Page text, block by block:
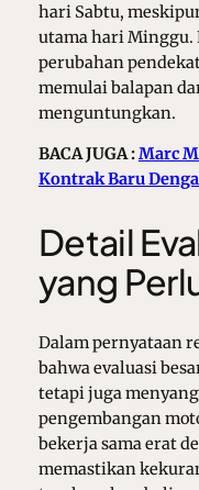
hari Sabtu,
utama hari Minggu.
perubahan
memulai balapan
menguntungkan.
BACA JUGA :Marc
Kontrak Baru
Detail
yang
Dalam pernyataan
bahwa evaluasi
tetapi juga
pengembangan
bekerja sama erat
memastikan